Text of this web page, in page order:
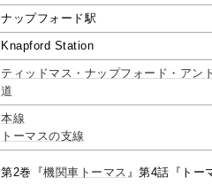
ナップフォード駅
Knapford Station
ティッドマス・ナップフォード・アン
道
本線
トーマスの支線
第2巻『機関車トーマス 』第4話『トー